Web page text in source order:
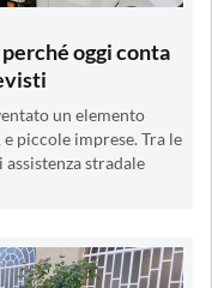
oggi conta
un elemento
piccole imprese. Tra le
stradale